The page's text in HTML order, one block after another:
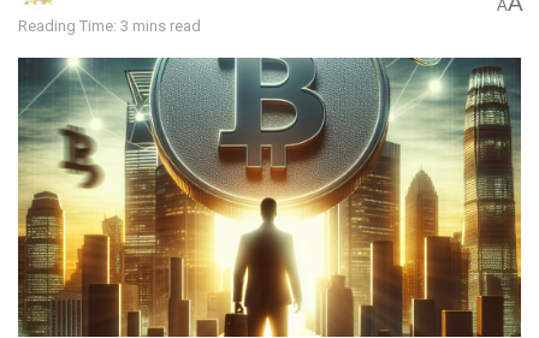
Reading Time: 3 mins read
A